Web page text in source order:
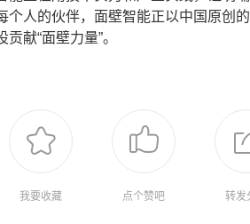
人的伙伴，面壁智能正以中国原创
献“面壁力量”。
我要收藏 点个赞吧 转发